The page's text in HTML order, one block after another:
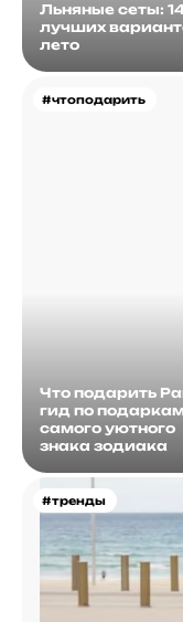
Льняные сеты:
лучших
лето
#чтоподарить
Что подарить
гид по
самого уютного
знака зодиака
#тренды